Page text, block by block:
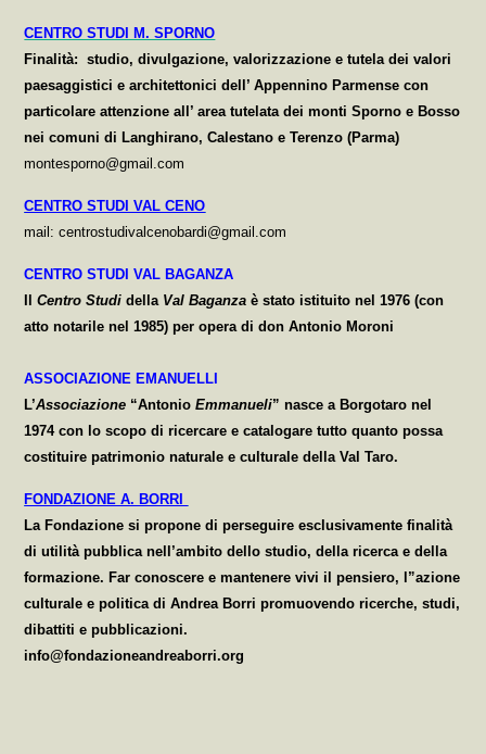
CENTRO STUDI M. SPORNO
Finalità: studio, divulgazione, valorizzazione e tutela dei valori
paesaggistici e architettonici dell’ Appennino Parmense con
particolare attenzione all’ area tutelata dei monti Sporno e Bosso
nei comuni di Langhirano, Calestano e Terenzo (Parma)
montesporno@gmail.com
CENTRO STUDI VAL CENO
mail: centrostudivalcenobardi@gmail.com
CENTRO STUDI VAL BAGANZA
IlCentro Studi della Val Baganza è stato istituito nel 1976 (con
atto notarile nel 1985) per opera di don Antonio Moroni
ASSOCIAZIONE EMANUELLI
L’Associazione “AntonioEmmanueli” nasce a Borgotaro nel
1974 con lo scopo di ricercare e catalogare tutto quanto possa
costituire patrimonio naturale e culturale della Val Taro.
FONDAZIONE A. BORRI
La Fondazione si propone di perseguire esclusivamente finalità
di utilità pubblica nell’ambito dello studio, della ricerca e della
formazione. Far conoscere e mantenere vivi il pensiero, l”azione
culturale e politica di Andrea Borri promuovendo ricerche, studi,
dibattiti e pubblicazioni.
info@fondazioneandreaborri.org